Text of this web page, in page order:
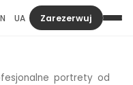
UA Zarezerwuj
portrety od